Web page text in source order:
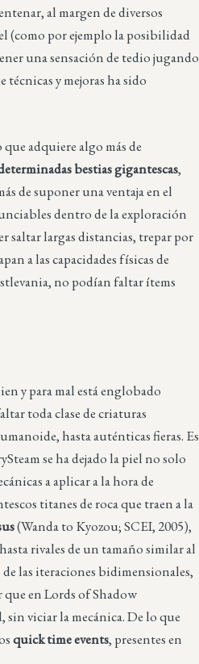
al margen de diversos
(como por ejemplo la posibilidad
una sensación de tedio jugando
y mejoras ha sido
adquiere algo más de
bestias gigantescas,
de suponer una ventaja en el
dentro de la exploración
saltar largas distancias, trepar por
a las capacidades físicas de
no podían faltar ítems
y para mal está englobado
toda clase de criaturas
hasta auténticas fieras. Es
se ha dejado la piel no solo
a aplicar a la hora de
titanes de roca que traen a la
(Wanda to Kyozou; SCEI, 2005),
rivales de un tamaño similar al
de las iteraciones bidimensionales,
que en Lords of Shadow
viciar la mecánica. De lo que
quick time events, presentes en